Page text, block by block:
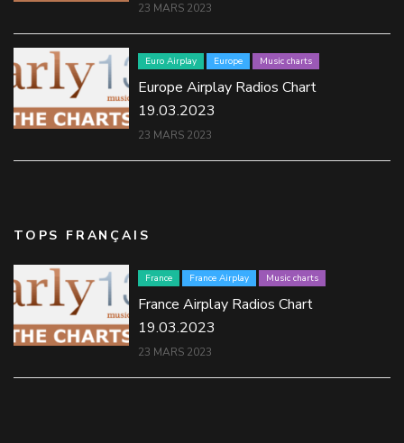
23 MARS 2023
Euro Airplay Europe Music charts
Europe Airplay Radios Chart
19.03.2023
23 MARS 2023
TOPS FRANÇAIS
France France Airplay Music charts
France Airplay Radios Chart
19.03.2023
23 MARS 2023